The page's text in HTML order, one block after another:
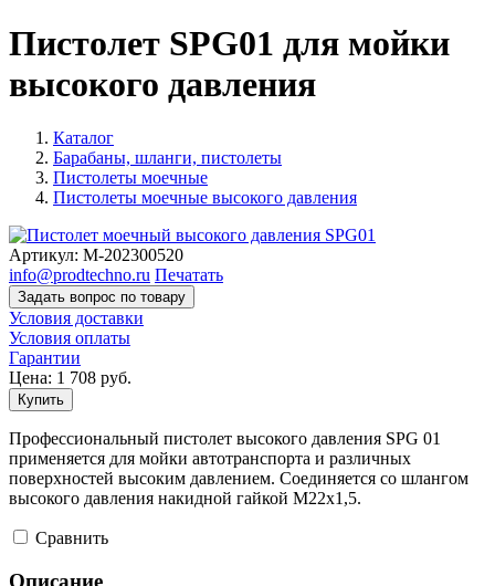
Пистолет SРG01 для мойки
высокого давления
Каталог
Барабаны, шланги, пистолеты
Пистолеты моечные
Пистолеты моечные высокого давления
Артикул: M-202300520
info@prodtechno.ru Печатать
Задать вопрос по товару
Условия доставки
Условия оплаты
Гарантии
Цена: 1 708 руб.
Купить
Профессиональный пистолет высокого давления SPG 01
применяется для мойки автотранспорта и различных
поверхностей высоким давлением. Соединяется со шлангом
высокого давления накидной гайкой М22x1,5.
Cравнить
Описание